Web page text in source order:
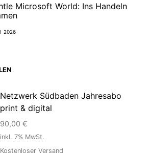
Microsoft World: Ins Handeln
2026
Netzwerk Südbaden Jahresabo
print & digital
90,00 €
inkl. 7% MwSt.
Kostenloser Versand